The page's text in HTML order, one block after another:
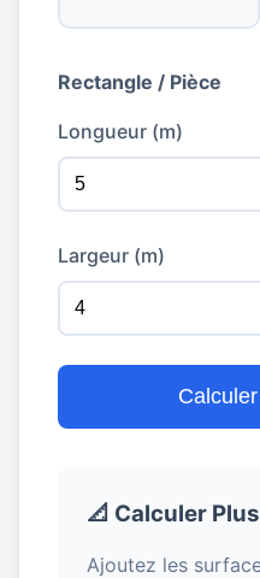
Rectangle / Pièce
Longueur (m)
Largeur (m)
📐 Calculer
Ajoutez les